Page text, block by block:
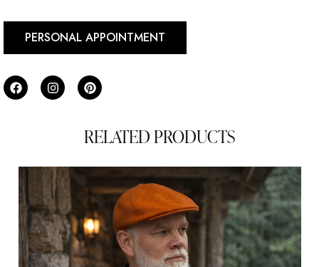
PERSONAL APPOINTMENT
RELATED PRODUCTS